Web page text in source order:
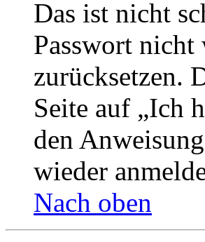
Das ist nicht
Passwort
zurücksetzen.
Seite auf „Ich
den
wieder
Nach oben